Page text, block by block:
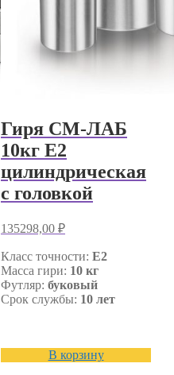
Гиря СМ-ЛАБ
10кг E2
цилиндрическая
с головкой
135298,00 ₽
Класс точности: E2
Масса гири: 10 кг
Футляр: буковый
Срок службы: 10 лет
В корзину